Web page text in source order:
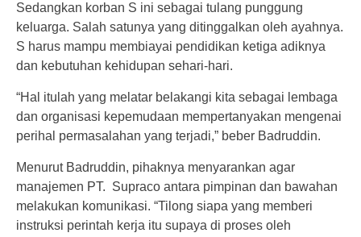
Sedangkan korban S ini sebagai tulang punggung
keluarga. Salah satunya yang ditinggalkan oleh ayahnya.
S harus mampu membiayai pendidikan ketiga adiknya
dan kebutuhan kehidupan sehari-hari.
“Hal itulah yang melatar belakangi kita sebagai lembaga
dan organisasi kepemudaan mempertanyakan mengenai
perihal permasalahan yang terjadi,” beber Badruddin.
Menurut Badruddin, pihaknya menyarankan agar
manajemen PT. Supraco antara pimpinan dan bawahan
melakukan komunikasi. “Tilong siapa yang memberi
instruksi perintah kerja itu supaya di proses oleh